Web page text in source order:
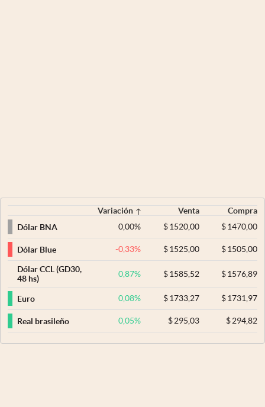
Variación Venta
Compra
Dólar BNA
0,00% $ 1520,00 $1470,00
Dólar Blue -0,33% $ 1525,00 $1505,00
Dólar CCL (GD30,
48 hs)
0,87% $ 1585,52 $1576,89
Euro 0,08% $ 1733,27 $1731,97
Real brasileño 0,05% $ 295,03 $294,82